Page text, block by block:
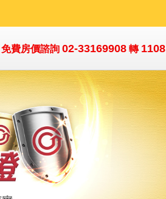
免費房價諮詢 02-33169908 轉 1108